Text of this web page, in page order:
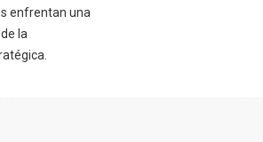
enfrentan una
la